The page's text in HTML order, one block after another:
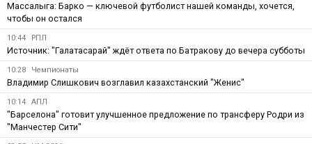
Массалыга: Барко — ключевой футболист нашей команды, хочется,
чтобы он остался
10:44 РПЛ
Источник: "Галатасарай" ждёт ответа по Батракову до вечера субботы
10:28 Чемпионаты
Владимир Слишкович возглавил казахстанский "Женис"
10:14 АПЛ
"Барселона" готовит улучшенное предложение по трансферу Родри из
"Манчестер Сити"